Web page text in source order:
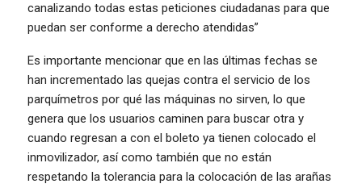
canalizando todas estas peticiones ciudadanas para que
puedan ser conforme a derecho atendidas”
Es importante mencionar que en las últimas fechas se
han incrementado las quejas contra el servicio de los
parquímetros por qué las máquinas no sirven, lo que
genera que los usuarios caminen para buscar otra y
cuando regresan a con el boleto ya tienen colocado el
inmovilizador, así como también que no están
respetando la tolerancia para la colocación de las arañas